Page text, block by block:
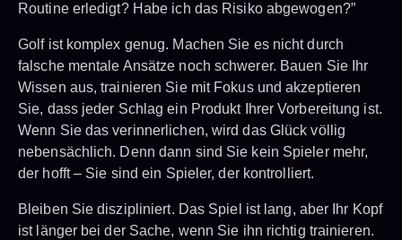
Routine erledigt? Habe ich das Risiko abgewogen?”
Golf ist komplex genug. Machen Sie es nicht durch
falsche mentale Ansätze noch schwerer. Bauen Sie Ihr
Wissen aus, trainieren Sie mit Fokus und akzeptieren
Sie, dass jeder Schlag ein Produkt Ihrer Vorbereitung ist.
Wenn Sie das verinnerlichen, wird das Glück völlig
nebensächlich. Denn dann sind Sie kein Spieler mehr,
der hofft – Sie sind ein Spieler, der kontrolliert.
Bleiben Sie diszipliniert. Das Spiel ist lang, aber Ihr Kopf
ist länger bei der Sache, wenn Sie ihn richtig trainieren.